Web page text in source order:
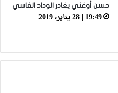
حسن أوغني يغادر الوداد الفاسي
19:49 | 28 يناير، 2019